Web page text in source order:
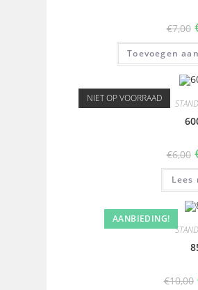
€7,00
Toevoegen
NIET OP VOORRAAD
€6,00
Lees
AANBIEDING!
€10,00